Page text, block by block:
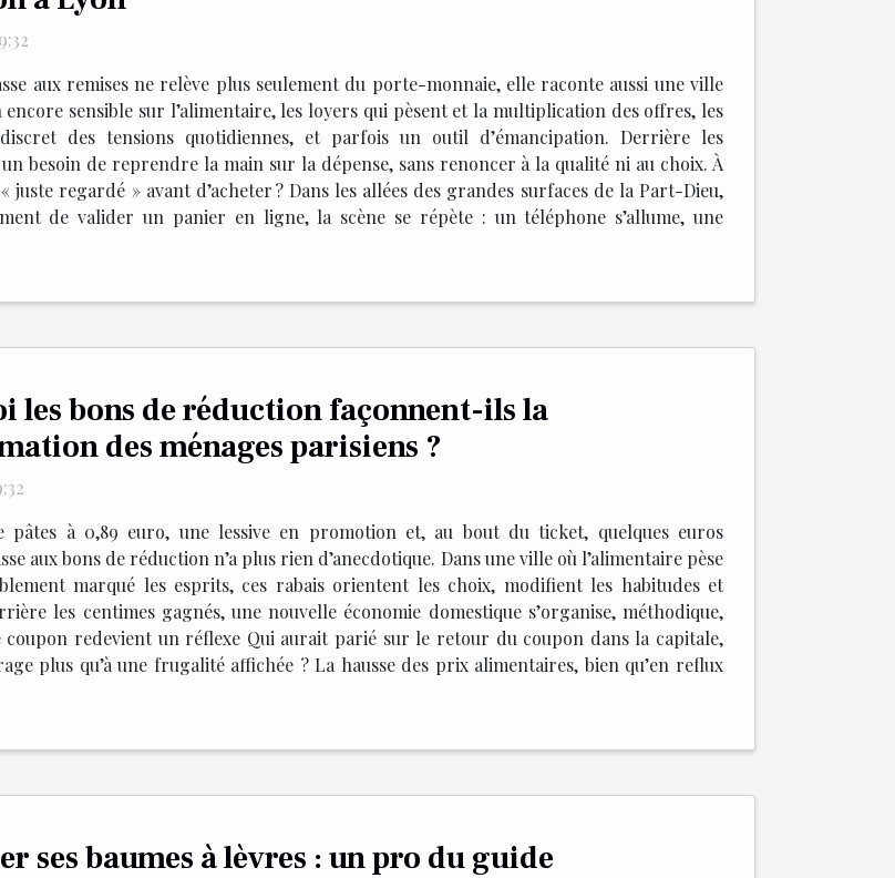
aux remises ne relève plus seulement du porte-monnaie, elle raconte aussi une ville
sensible sur l’alimentaire, les loyers qui pèsent et la multiplication des offres, les
des tensions quotidiennes, et parfois un outil d’émancipation. Derrière les
besoin de reprendre la main sur la dépense, sans renoncer à la qualité ni au choix. À
juste regardé » avant d’acheter ? Dans les allées des grandes surfaces de la Part-Dieu,
de valider un panier en ligne, la scène se répète : un téléphone s’allume, une
les bons de réduction façonnent-ils la
des ménages parisiens ?
pâtes à 0,89 euro, une lessive en promotion et, au bout du ticket, quelques euros
aux bons de réduction n’a plus rien d’anecdotique. Dans une ville où l’alimentaire pèse
marqué les esprits, ces rabais orientent les choix, modifient les habitudes et
les centimes gagnés, une nouvelle économie domestique s’organise, méthodique,
coupon redevient un réflexe Qui aurait parié sur le retour du coupon dans la capitale,
plus qu’à une frugalité affichée ? La hausse des prix alimentaires, bien qu’en reflux
ses baumes à lèvres : un pro du guide